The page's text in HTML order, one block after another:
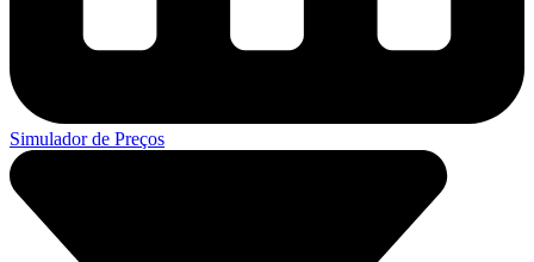
Simulador de Preços